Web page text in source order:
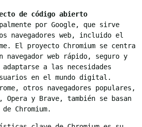
de código abierto
por Google, que sirve
navegadores web, incluido el
El proyecto Chromium se centra
navegador web rápido, seguro y
a las necesidades
en el mundo digital.
otros navegadores populares,
Opera y Brave, también se basan
Chromium.